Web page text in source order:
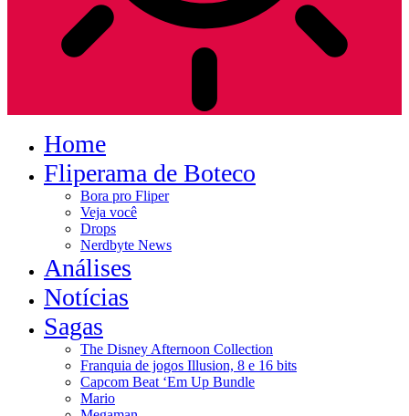
Home
Fliperama de Boteco
Bora pro Fliper
Veja você
Drops
Nerdbyte News
Análises
Notícias
Sagas
The Disney Afternoon Collection
Franquia de jogos Illusion, 8 e 16 bits
Capcom Beat ‘Em Up Bundle
Mario